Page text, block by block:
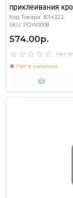
приклеивания
Код Товара: 3014322
SKU: POW0008
574.00р.
Нет
Нет в наличии